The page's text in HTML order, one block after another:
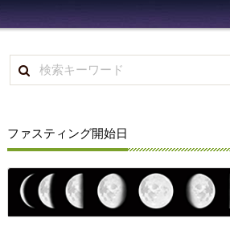
ファスティング開始日